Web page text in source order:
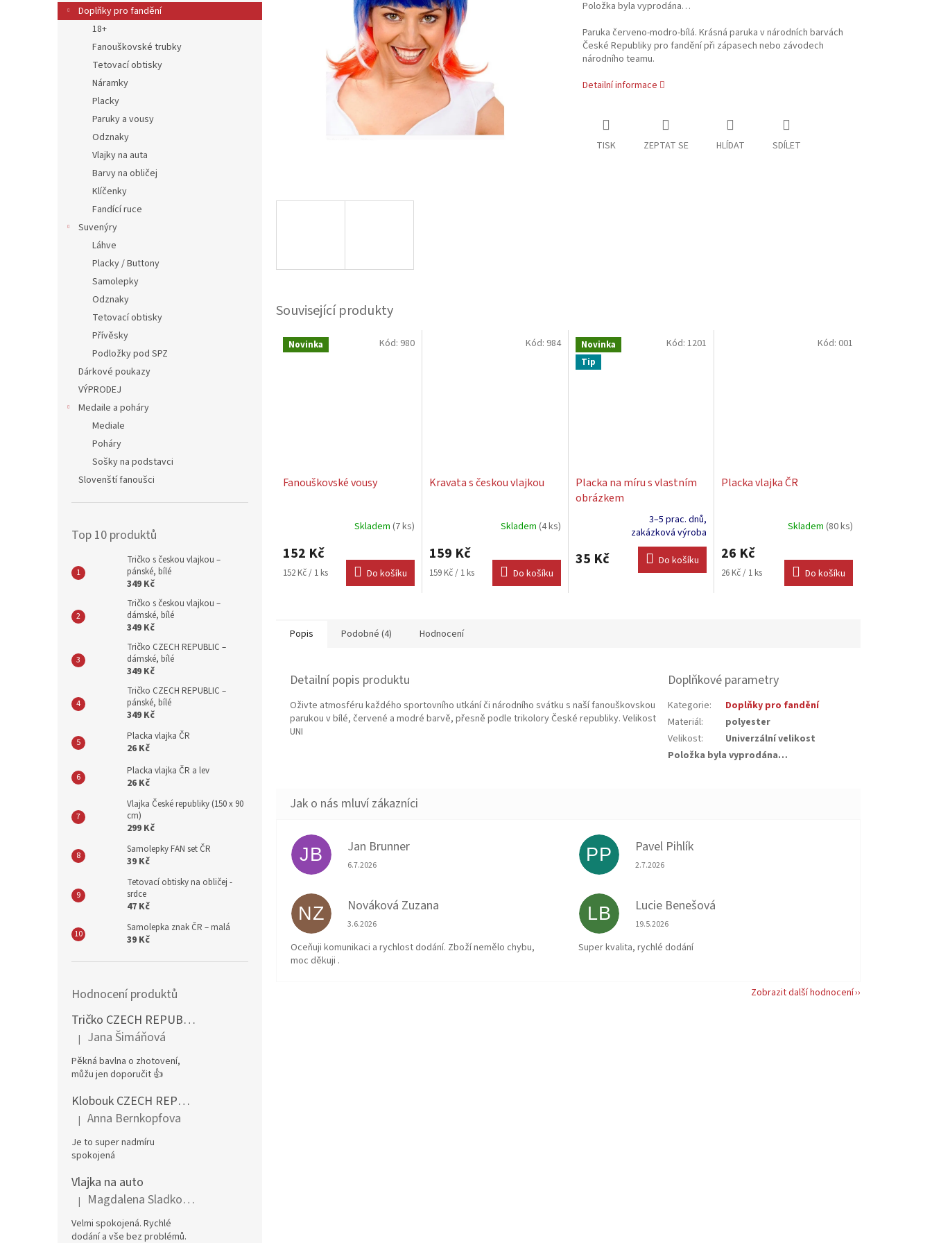
e
Doplňky pro fandění
18+
Fanouškovské trubky
Tetovací obtisky
Náramky
Placky
Paruky a vousy
Odznaky
Vlajky na auta
Barvy na obličej
Klíčenky
Fandící ruce
Suvenýry
Láhve
Placky / Buttony
Samolepky
Odznaky
Tetovací obtisky
Přívěsky
Podložky pod SPZ
Dárkové poukazy
VÝPRODEJ
Medaile a poháry
Mediale
Poháry
Sošky na podstavci
Slovenští fanoušci
Top 10 produktů
Tričko s českou vlajkou –
pánské, bílé
349 Kč
Tričko s českou vlajkou –
dámské, bílé
349 Kč
Tričko CZECH REPUBLIC –
dámské, bílé
349 Kč
Tričko CZECH REPUBLIC –
pánské, bílé
349 Kč
Placka vlajka ČR
26 Kč
Placka vlajka ČR a lev
26 Kč
Vlajka České republiky (150 x 90
cm)
299 Kč
Samolepky FAN set ČR
39 Kč
Tetovací obtisky na obličej -
srdce
47 Kč
Samolepka znak ČR – malá
39 Kč
Hodnocení produktů
Tričko CZECH REPUBLIC – pánské, červené
Hodnocení produktu je 5 z 5 hvězdiček.
| Jana Šimáňová
Pěkná bavlna o zhotovení,
můžu jen doporučit 👍
Klobouk CZECH REPUBLIC rohy CZ
Hodnocení produktu je 5 z 5 hvězdiček.
| Anna Bernkopfova
Je to super nadmíru
spokojená
Vlajka na auto
Hodnocení produktu je 5 z 5 hvězdiček.
| Magdalena Sladkovská
Velmi spokojená. Rychlé
dodání a vše bez problémů.
Položka byla vyprodána…
Paruka červeno-modro-bílá. Krásná paruka v národních barvách
České Republiky pro fandění při zápasech nebo závodech
národního teamu.
Detailní informace
TISK ZEPTAT SE HLÍDAT SDÍLET
Související produkty
Novinka
Fanouškovské vousy
Skladem (7 ks)
152 Kč
Měrná
152 Kč / 1 ks Do košíku
Kód: 980
Kravata s českou vlajkou
Skladem (4 ks)
159 Kč
Měrná
159 Kč / 1 ks Do košíku
Kód: 984
Novinka
Tip
Placka na míru s vlastním
obrázkem
produktu
je
3–5 prac. dnů,
zakázková výroba
35 Kč Do košíku
Kód:1201
Placka vlajka ČR
produktu
je
Skladem(80 ks)
26 Kč
Měrná
26 Kč / 1 ks Do košíku
Kód: 001
Popis Podobné (4) Hodnocení
Detailní popis produktu
Oživte atmosféru každého sportovního utkání či národního svátku s naší fanouškovskou
parukou v bílé, červené a modré barvě, přesně podle trikolory České republiky. Velikost
UNI
Doplňkové parametry
Kategorie:
Doplňky pro fandění
Materiál:
polyester
Velikost:
Univerzální velikost
Položka byla vyprodána…
JB Jan Brunner
Hodnocení obchodu je 5 z 5 hvězdiček.
6.7.2026
PP Pavel Pihlík
Hodnocení obchodu je 5 z 5 hvězdiček.
2.7.2026
NZ Nováková Zuzana
Hodnocení obchodu je 5 z 5 hvězdiček.
3.6.2026
Oceňuji komunikaci a rychlost dodání. Zboží nemělo chybu,
moc děkuji .
LB Lucie Benešová
Hodnocení obchodu je 5 z 5 hvězdiček.
19.5.2026
Super kvalita, rychlé dodání
Zobrazit další hodnocení